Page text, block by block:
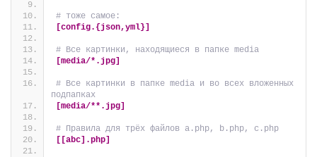
# тоже самое:
[config.{json,yml}]
# Все картинки, находящиеся в папке media
[media/*.jpg]
# Все картинки в папке media и во всех вложенных
подпапках
[media/**.jpg]
# Правила для трёх файлов a.php, b.php, c.php
[[abc].php]